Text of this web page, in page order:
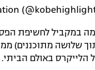
במקביל לחשיפת
שלושה מתוכננים)
באולם הביתי.